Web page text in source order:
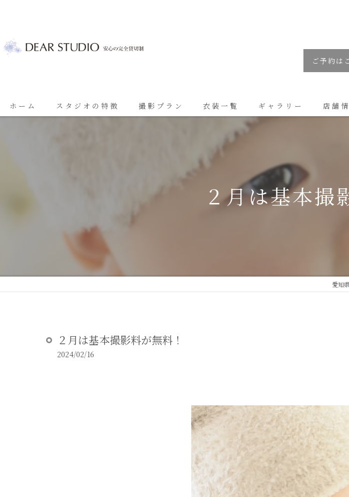
ご予約は
ホーム スタジオの特徴
DEAR STUDIOとは
DEAR STUDIOご利用ガイド
撮影プラン 衣装一覧 ギャラリー 店舗
２月は基本撮
愛知
２月は基本撮影料が無料！
2024/02/16